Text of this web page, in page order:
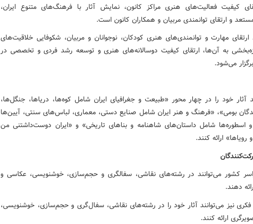
کیفیت فعالیت‌های هنری مراکز کانون، نمایش آثار با فرهنگ‌های متنوع ایران،
و ارتقای توانمندی مربیان و همکاران کانون است.
ارتقای مهارت و توانمندی‌های هنری کودکان، نوجوانان و مربیان، شکوفایی خلاقیت‌های
به آن‌ها، ارتقای کیفیت دوسالانه‌های هنری و توسعه رشد فردی و تخصصی در
می‌شود.
آثار خود را در چهار محور «طبیعت و جغرافیای ایران شامل کوه‌ها، دریاها، جنگل‌ها،
بومی»، «فرهنگ و هنر ایران شامل صنایع دستی، معماری، لباس‌های سنتی، آیین‌ها
و اسطوره‌ها شامل داستان‌های شاهنامه و بناهای تاریخی» و «ایران دوست‌داشتنی من
ارائه کنند.
کشور می‌توانند در رشته‌های نقاشی، سفالگری و حجم‌سازی، خوشنویسی، عکاسی و
دهند.
نیز می‌توانند آثار خود را در رشته‌های نقاشی، سفال‌گری و حجم‌سازی، خوشنویسی،
ارائه کنند.